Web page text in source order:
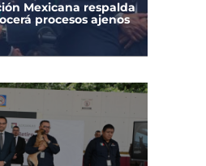
Mexicana respalda
procesos ajenos